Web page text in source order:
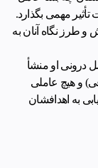
مهمی بگذارد.
طرز نگاه آنان به
درونی او منشأ
و هیچ عاملی
به اهدافشان